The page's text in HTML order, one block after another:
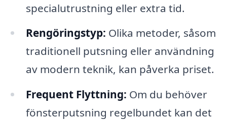
specialutrustning eller extra tid.
Rengöringstyp: Olika metoder, såsom
traditionell putsning eller användning
av modern teknik, kan påverka priset.
Frequent Flyttning: Om du behöver
fönsterputsning regelbundet kan det